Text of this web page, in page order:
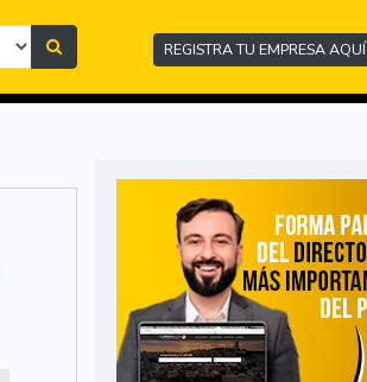
REGISTRA TU EMPRESA AQUÍ